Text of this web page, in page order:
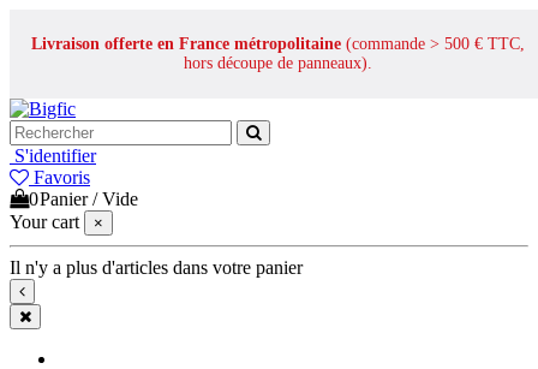
Livraison offerte en France métropolitaine (commande > 500 € TTC,
hors découpe de panneaux).
S'identifier
Favoris
0Panier /Vide
Your cart
×
Il n'y a plus d'articles dans votre panier